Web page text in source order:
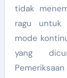
tidak
ragu untuk
mode
yang